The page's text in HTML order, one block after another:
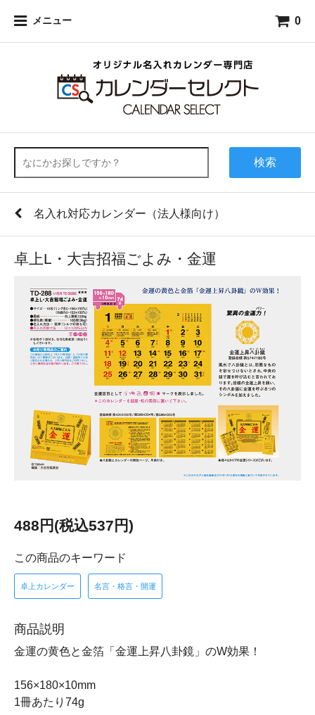
メニュー 0
検索
名入れ対応カレンダー（法人様向け）
卓上L・大吉招福ごよみ・金運
488円(税込537円)
この商品のキーワード
卓上カレンダー 名言・格言・開運
商品説明
金運の黄色と金箔「金運上昇八卦鏡」のW効果！
156×180×10mm
1冊あたり74g